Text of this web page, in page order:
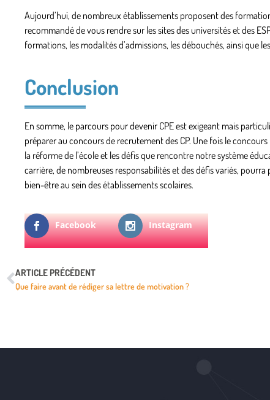
Aujourd’hui, de nombreux établissements proposent des
recommandé de vous rendre sur les sites des universités et des
formations, les modalités d’admissions, les débouchés, ainsi que
Conclusion
En somme, le parcours pour devenir CPE est exigeant mais
préparer au concours de recrutement des CP. Une fois le
la réforme de l’école et les défis que rencontre notre système
carrière, de nombreuses responsabilités et des défis variés,
bien-être au sein des établissements scolaires.
Facebook Instagram
ARTICLE PRÉCÉDENT
Que faire avant de rédiger sa lettre de motivation ?